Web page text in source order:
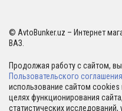
© AvtoBunker.uz – Интернет
ВАЗ.
Продолжая работу с сайтом,
Пользовательского соглашения
использование сайтом
целях функционирования
статистических